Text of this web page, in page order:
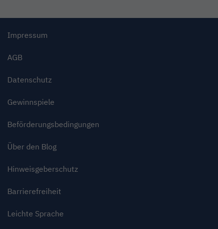
Impressum
AGB
Datenschutz
Gewinnspiele
Beförderungsbedingungen
Über den Blog
Hinweisgeberschutz
Barrierefreiheit
Leichte Sprache